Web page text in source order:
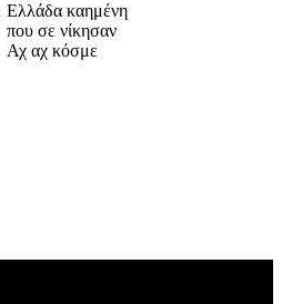
Ελλάδα καημένη
που σε νίκησαν
Αχ αχ κόσμε